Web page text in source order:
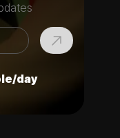
day